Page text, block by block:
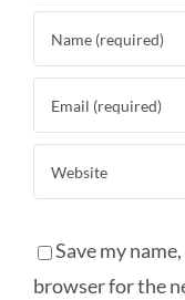
Save my
browser for the